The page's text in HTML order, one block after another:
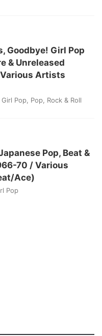
Goodbye! Girl Pop
& Unreleased
Artists
Girl Pop Pop Rock & Roll
Pop, Beat &
70 / Various
Ace)
Pop